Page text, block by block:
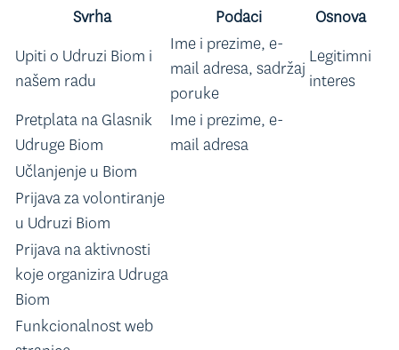
Svrha
Podaci
Osnova
Upiti o Udruzi Biom i
našem radu
Ime i prezime, e-
mail adresa, sadržaj
poruke
Legitimni
interes
Pretplata na Glasnik
Udruge Biom
Ime i prezime, e-
mail adresa
Učlanjenje u Biom
Prijava za volontiranje
u Udruzi Biom
Prijava na aktivnosti
koje organizira Udruga
Biom
Funkcionalnost web